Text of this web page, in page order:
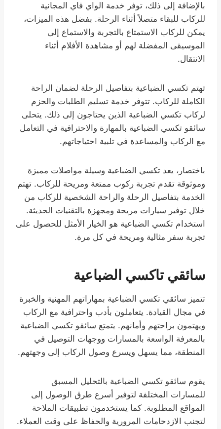
بالإضافة إلى ذلك، توفر خدمة الواي فاي المجانية
للركاب للبقاء متصلاً أثناء الرحلة. بفضل هذه الميزات،
يمكن للركاب الاستمتاع بالتجربة والاستماع إلى
الموسيقى المفضلة لهم أو مشاهدة الأفلام أثناء
الانتقال.
تهتم تكسي الضباعية بتفاصيل الرحلة لضمان الراحة
الكاملة للركاب. تتوفر خدمة تسليم الطلبات والحزم
لركاب تكسي الضباعية الذين يحتاجون إلى ذلك. يتحلى
سائقو تكسي الضباعية بالمهارة والاحترافية في التعامل
مع الركاب والمساعدة في تلبية احتياجاتهم.
باختصار، يعد تكسي الضباعية وسيلة مواصلات مميزة
وموثوقة تقدم تجربة ركوب ممتعة ومريحة للركاب. تهتم
الخدمة بتفاصيل الرحلة والراحة الشخصية للركاب من
خلال توفير سيارات مريحة ومجهزة بالتقنيات الحديثة.
استخدام تكسي الضباعية هو الخيار الأمثل للحصول على
تجربة سفر مثالية ومريحة في كل مرة.
سائقي تاكسي الضباعية
تتميز سائقي تكسي الضباعية بمهاراتهم المهنية والخبرة
في مجال القيادة. يتعاملون بأدب واحترافية مع الركاب
ويهتمون براحتهم وأمانهم. يتمتع سائقو تكسي الضباعية
بالمعرفة الواسعة بالمسارات ووجهات التوصيل في
المنطقة، مما يسهل ويسرع وصول الركاب إلى وجهتهم.
يقوم سائقو تكسي الضباعية بالتحليل المسبق
للمسارات المختلفة لتوفير أسرع طرق الوصول إلى
المواقع المطلوبة. كما يستخدمون تطبيقات الملاحة
لتجنب الازدحامات المرورية والحفاظ على وقت العملاء.